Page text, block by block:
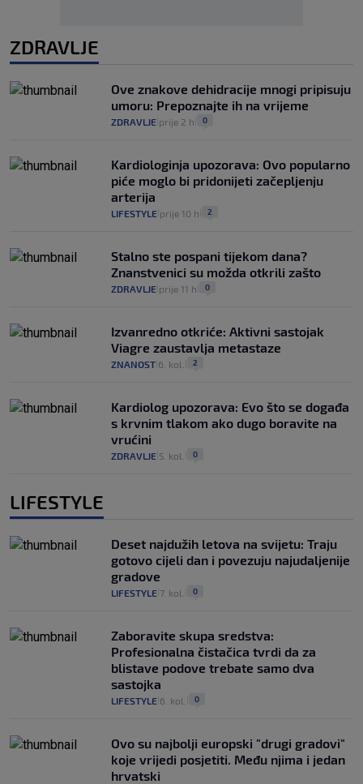
ZDRAVLJE
Ove znakove dehidracije mnogi pripisuju
umoru: Prepoznajte ih na vrijeme
ZDRAVLJE prije 2 h 0
Kardiologinja upozorava: Ovo popularno
piće moglo bi pridonijeti začepljenju
arterija
LIFESTYLE prije 10 h 2
Stalno ste pospani tijekom dana?
Znanstvenici su možda otkrili zašto
ZDRAVLJE prije 11 h 0
Izvanredno otkriće: Aktivni sastojak
Viagre zaustavlja metastaze
ZNANOST 6. kol. 2
Kardiolog upozorava: Evo što se događa
s krvnim tlakom ako dugo boravite na
vrućini
ZDRAVLJE 5. kol. 0
LIFESTYLE
Deset najdužih letova na svijetu: Traju
gotovo cijeli dan i povezuju najudaljenije
gradove
LIFESTYLE 7. kol. 0
Zaboravite skupa sredstva:
Profesionalna čistačica tvrdi da za
blistave podove trebate samo dva
sastojka
LIFESTYLE 6. kol. 0
Ovo su najbolji europski "drugi gradovi"
koje vrijedi posjetiti. Među njima i jedan
hrvatski